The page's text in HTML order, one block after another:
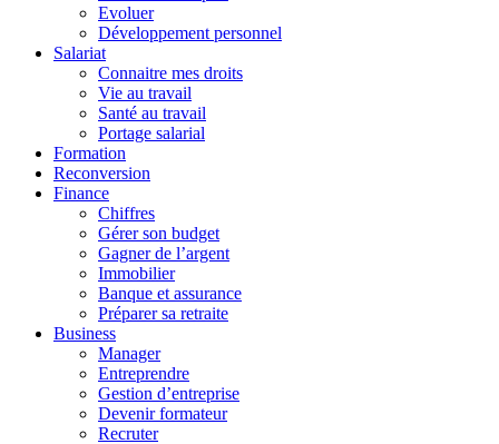
Evoluer
Développement personnel
Salariat
Connaitre mes droits
Vie au travail
Santé au travail
Portage salarial
Formation
Reconversion
Finance
Chiffres
Gérer son budget
Gagner de l’argent
Immobilier
Banque et assurance
Préparer sa retraite
Business
Manager
Entreprendre
Gestion d’entreprise
Devenir formateur
Recruter